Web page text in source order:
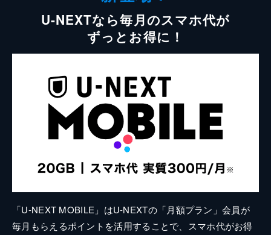
U-NEXTなら毎月のスマホ代が
ずっとお得に！
「U-NEXT MOBILE」はU-NEXTの「月額プラン」会員が
毎月もらえるポイントを活用することで、スマホ代がお得